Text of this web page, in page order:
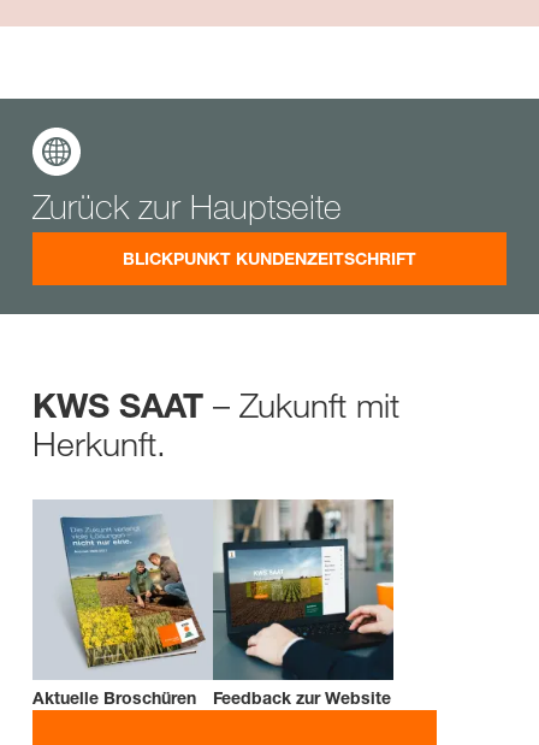
Zurück zur Hauptseite
BLICKPUNKT KUNDENZEITSCHRIFT
KWS SAAT – Zukunft mit
Herkunft.
Aktuelle Broschüren Feedback zur Website